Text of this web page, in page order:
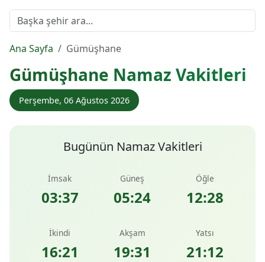
Ana Sayfa Gümüşhane
Gümüşhane Namaz Vakitleri
Perşembe, 06 Ağustos 2026
Bugünün Namaz Vakitleri
İmsak
03:37
Güneş
05:24
Öğle
12:28
İkindi
16:21
Akşam
19:31
Yatsı
21:12